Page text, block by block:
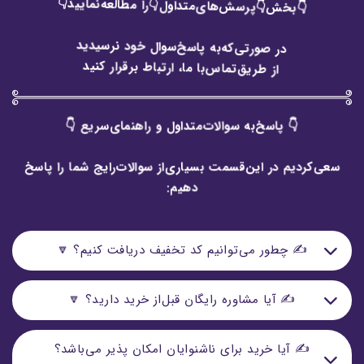
👇 #خرید_پرتخفیف 👇
30مهرماه1402 🔻
😍 کد تخفیف: Tf750
📝 سقف%: 3,750,000 الی 7,500,000 تومان
😊 ویژه‌همکاران: 15%
😍 کد تخفیف: Tf751
📝 سقف%: 7,500,000 الی 15,000,000 تومان
👇بخش👇پرسش‌های‌متداول👇را مطالعه‌نمایید👇
در صورتی‌که‌به پاسخ‌سوال خود نرسیدید
از طریق‌تماس‌با ما، ارتباط برقرار کنید
👇 پاسخ‌به سوالات‌متداول و راهنمای‌سریع 👇
سعی‌کردیم در این‌قسمت بسیاری‌از سوالات‌رایج شما را پاسخ
دهیم:
✍️ چطور می‌توانیم کد تخفیف دریافت کنیم؟ 🔽
📝 تخفیف‌های شگفت‌انگیز از طریق کانال‌تلگرام و پیج
اینستاگرام (پستهای‌موقت‌و استوری) اطلاع‌رسانی می‌شود.
🚨هدف‌ما اطلاع‌رسانی می‌باشد نه‌جذب دنبال‌کننده🚨
✍ آیا مشاوره رایگان قبل‌از خرید دارید؟ 🔽
📝 بله؛ مشتریان گرامی که قصد "خرید سیم‌کارت" از فروشگاه
✍️ آیا خرید برای ناشنوایان امکان پذیر می‌باشد؟